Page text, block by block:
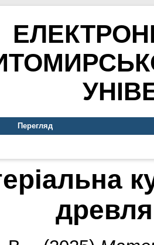
Перегляд